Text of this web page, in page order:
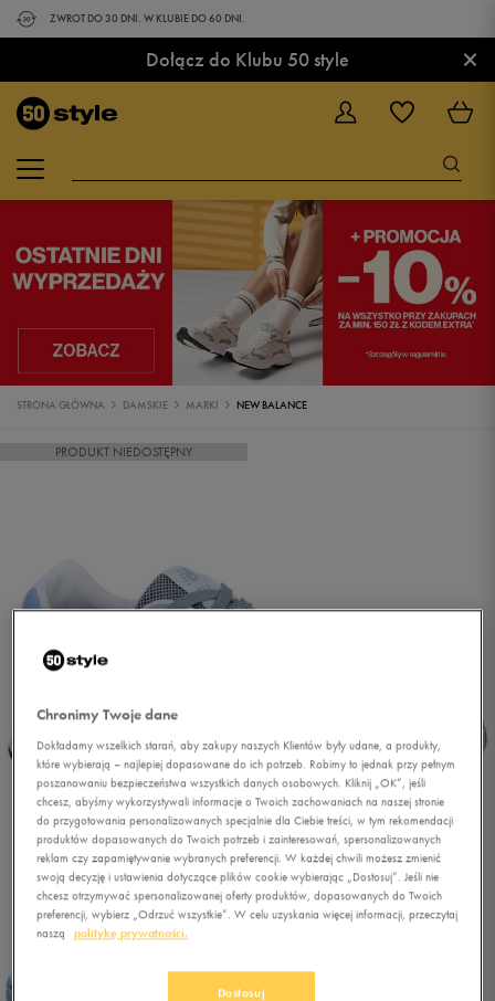
ZWROT DO 30 DNI. W KLUBIE DO 60 DNI.
Dołącz do Klubu 50 style ×
STRONA GŁÓWNA DAMSKIE MARKI NEW BALANCE
PRODUKT NIEDOSTĘPNY
1/5
Chronimy Twoje dane
Dokładamy wszelkich starań, aby zakupy naszych Klientów były udane, a produkty,
które wybierają – najlepiej dopasowane do ich potrzeb. Robimy to jednak przy pełnym
poszanowaniu bezpieczeństwa wszystkich danych osobowych. Kliknij „OK”, jeśli
chcesz, abyśmy wykorzystywali informacje o Twoich zachowaniach na naszej stronie
do przygotowania personalizowanych specjalnie dla Ciebie treści, w tym rekomendacji
produktów dopasowanych do Twoich potrzeb i zainteresowań, spersonalizowanych
reklam czy zapamiętywanie wybranych preferencji. W każdej chwili możesz zmienić
swoją decyzję i ustawienia dotyczące plików cookie wybierając „Dostosuj”. Jeśli nie
chcesz otrzymywać spersonalizowanej oferty produktów, dopasowanych do Twoich
preferencji, wybierz „Odrzuć wszystkie”. W celu uzyskania więcej informacji, przeczytaj
naszą
politykę prywatności.
Dostosuj